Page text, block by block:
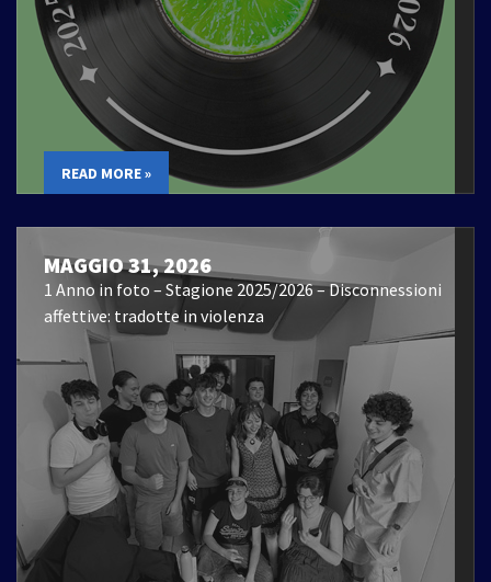
READ MORE »
MAGGIO 31, 2026
1 Anno in foto – Stagione 2025/2026 – Disconnessioni
affettive: tradotte in violenza